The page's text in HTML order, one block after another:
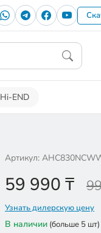
Hi-END
Артикул:
59 990 ₸
Узнать дилерскую цену
В наличии (больше 5 шт)